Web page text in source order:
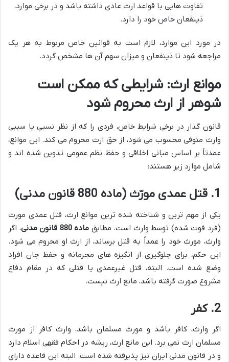
تفاوت هایی با قواعد ارث عادی داشته باشد و در برخی موارد،
ذینفعان خاص خود را دارد.
در مورد این موارد، لازم است به قوانین خاص مربوط به هر یک
مراجعه شود تا ذینفعان و میزان سهم آن ها مشخص گردد.
موانع ارث: شرایطی که ممکن است
شوهر از ارث محروم شود
قانون گذار در برخی شرایط خاص، فردی را که از نظر نسبی یا سببی
وارث متوفی محسوب می شود، از حق ارث محروم می کند. این موانع،
عمدتاً بر اساس مبانی اخلاقی و حفظ نظم عمومی تدوین شده اند و
شامل موارد زیر هستند:
1. قتل عمدی مورّث (ماده 880 قانون مدنی)
یکی از مهم ترین و شناخته شده ترین موانع ارث، قتل عمدی مورث
(فرد فوت شده) توسط وارث است. مطابق ماده 880 قانون مدنی
، اگر
وارث، مورث خود را عمداً به قتل برساند، از ارث او محروم می شود.
این حکم، برای جلوگیری از انگیزه های مجرمانه و حفظ جان افراد
وضع شده است. البته، قتل غیرعمدی یا قتلی که در مقام دفاع
مشروع صورت گرفته باشد، مانع ارث نیست.
2. کفر
اگر وارث، کافر باشد و مورث مسلمان باشد، وارث کافر از مورث
مسلمان ارث نمی برد. این مانع ارث، ریشه در احکام فقهی اسلام دارد
و در قانون مدنی ایران نیز پذیرفته شده است. البته این قاعده دارای